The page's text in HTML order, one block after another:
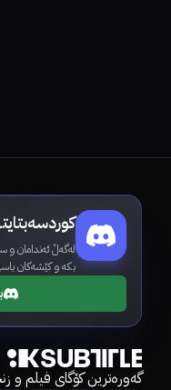
لەگەڵ ئەندامان و
بکە و کێشەکان
گەورەترین کۆگای فیلم و